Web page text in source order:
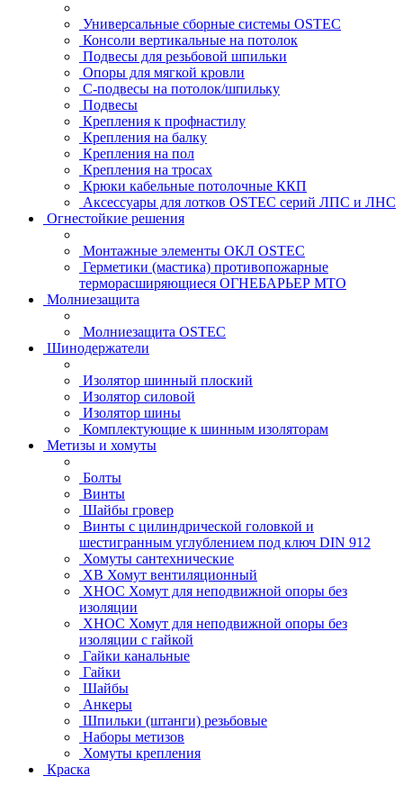
Универсальные сборные системы OSTEC
Консоли вертикальные на потолок
Подвесы для резьбовой шпильки
Опоры для мягкой кровли
С-подвесы на потолок/шпильку
Подвесы
Крепления к профнастилу
Крепления на балку
Крепления на пол
Крепления на тросах
Крюки кабельные потолочные ККП
Аксессуары для лотков OSTEC серий ЛПС и ЛНС
Огнестойкие решения
Монтажные элементы ОКЛ OSTEC
Герметики (мастика) противопожарные
терморасширяющиеся ОГНЕБАРЬЕР МТО
Молниезащита
Молниезащита OSTEC
Шинодержатели
Изолятор шинный плоский
Изолятор силовой
Изолятор шины
Комплектующие к шинным изоляторам
Метизы и хомуты
Болты
Винты
Шайбы гровер
Винты с цилиндрической головкой и
шестигранным углублением под ключ DIN 912
Хомуты сантехнические
ХВ Хомут вентиляционный
ХНОС Хомут для неподвижной опоры без
изоляции
ХНОС Хомут для неподвижной опоры без
изоляции с гайкой
Гайки канальные
Гайки
Шайбы
Анкеры
Шпильки (штанги) резьбовые
Наборы метизов
Хомуты крепления
Краска